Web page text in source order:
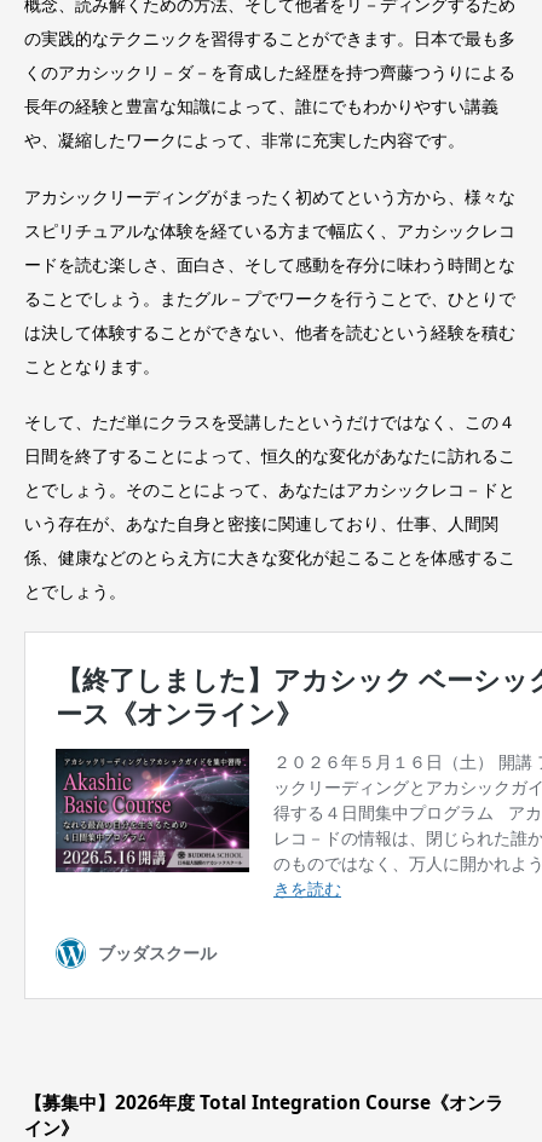
の実践的なテクニックを習得することができます。日本で最も多
くのアカシックリ－ダ－を育成した経歴を持つ齊藤つうりによる
長年の経験と豊富な知識によって、誰にでもわかりやすい講義
や、凝縮したワークによって、非常に充実した内容です。
アカシックリーディングがまったく初めてという方から、様々な
スピリチュアルな体験を経ている方まで幅広く、アカシックレコ
ードを読む楽しさ、面白さ、そして感動を存分に味わう時間とな
ることでしょう。またグル－プでワークを行うことで、ひとりで
は決して体験することができない、他者を読むという経験を積む
こととなります。
そして、ただ単にクラスを受講したというだけではなく、この４
日間を終了することによって、恒久的な変化があなたに訪れるこ
とでしょう。そのことによって、あなたはアカシックレコ－ドと
いう存在が、あなた自身と密接に関連しており、仕事、人間関
係、健康などのとらえ方に大きな変化が起こることを体感するこ
とでしょう。
【募集中】2026年度 Total Integration Course《オンラ
イン》